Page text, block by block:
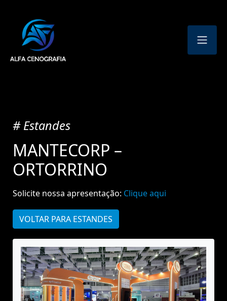
# Estandes
MANTECORP –
ORTORRINO
Solicite nossa apresentação: Clique aqui
VOLTAR PARA ESTANDES